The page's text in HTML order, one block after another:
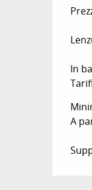
In
A